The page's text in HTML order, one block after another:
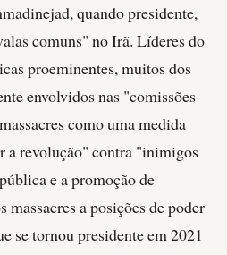
quando presidente,
comuns" no Irã. Líderes do
proeminentes, muitos dos
envolvidos nas "comissões
como uma medida
a revolução" contra "inimigos
e a promoção de
massacres a posições de poder
se tornou presidente em 2021